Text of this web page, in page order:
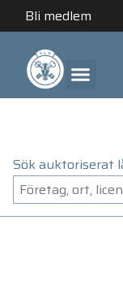
Bli medlem
Sök auktoriserat